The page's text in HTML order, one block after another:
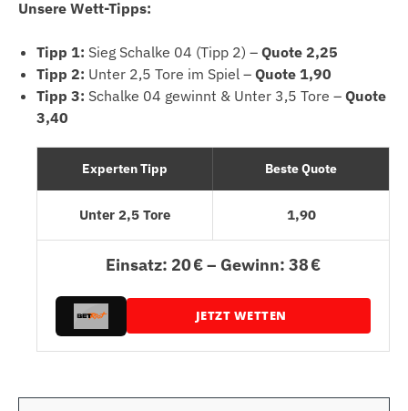
Unsere Wett-Tipps:
Tipp 1: Sieg Schalke 04 (Tipp 2) – Quote 2,25
Tipp 2: Unter 2,5 Tore im Spiel – Quote 1,90
Tipp 3: Schalke 04 gewinnt & Unter 3,5 Tore – Quote
3,40
Experten Tipp Beste Quote
Unter 2,5 Tore 1,90
Einsatz: 20 € – Gewinn: 38 €
JETZT WETTEN